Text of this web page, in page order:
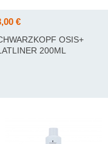
€
OSIS+
200ML